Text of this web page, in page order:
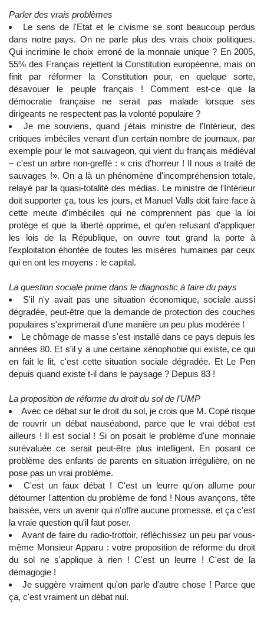
Parler des vrais problèmes
Le sens de l'Etat et le civisme se sont beaucoup perdus
dans notre pays. On ne parle plus des vrais choix politiques.
Qui incrimine le choix erroné de la monnaie unique ? En 2005,
55% des Français rejettent la Constitution européenne, mais on
finit par réformer la Constitution pour, en quelque sorte,
désavouer le peuple français ! Comment est-ce que la
démocratie française ne serait pas malade lorsque ses
dirigeants ne respectent pas la volonté populaire ?
Je me souviens, quand j'étais ministre de l'Intérieur, des
critiques imbéciles venant d'un certain nombre de journaux, par
exemple pour le mot sauvageon, qui vient du français médiéval
– c'est un arbre non-greffé : « cris d'horreur ! Il nous a traité de
sauvages !». On a là un phénomène d'incompréhension totale,
relayé par la quasi-totalité des médias. Le ministre de l'Intérieur
doit supporter ça, tous les jours, et Manuel Valls doit faire face à
cette meute d'imbéciles qui ne comprennent pas que la loi
protège et que la liberté opprime, et qu'en refusant d'appliquer
les lois de la République, on ouvre tout grand la porte à
l'exploitation éhontée de toutes les misères humaines par ceux
qui en ont les moyens : le capital.
La question sociale prime dans le diagnostic à faire du pays
S'il n'y avait pas une situation économique, sociale aussi
dégradée, peut-être que la demande de protection des couches
populaires s'exprimerait d'une manière un peu plus modérée !
Le chômage de masse s'est installé dans ce pays depuis les
années 80. Et s'il y a une certaine xénophobie qui existe, ce qui
en fait le lit, c'est cette situation sociale dégradée. Et Le Pen
depuis quand existe t-il dans le paysage ? Depuis 83 !
La proposition de réforme du droit du sol de l'UMP
Avec ce débat sur le droit du sol, je crois que M. Copé risque
de rouvrir un débat nauséabond, parce que le vrai débat est
ailleurs ! Il est social ! Si on posait le problème d'une monnaie
surévaluée ce serait peut-être plus intelligent. En posant ce
problème des enfants de parents en situation irrégulière, on ne
pose pas un vrai problème.
C'est un faux débat ! C'est un leurre qu'on allume pour
détourner l'attention du problème de fond ! Nous avançons, tête
baissée, vers un avenir qui n'offre aucune promesse, et ça c'est
la vraie question qu'il faut poser.
Avant de faire du radio-trottoir, réfléchissez un peu par vous-
même Monsieur Apparu : votre proposition de réforme du droit
du sol ne s'applique à rien ! C'est un leurre ! C'est de la
démagogie !
Je suggère vraiment qu'on parle d'autre chose ! Parce que
ça, c'est vraiment un débat nul.